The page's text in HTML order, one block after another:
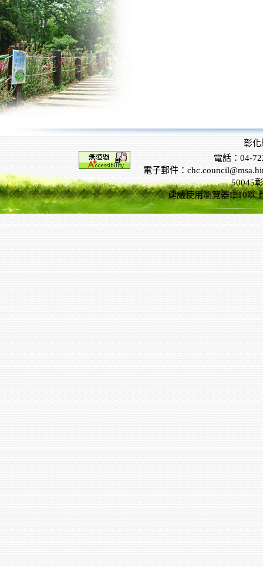
彰化
電話：04-
電子郵件：
50045
建議使用瀏覽器IE10以